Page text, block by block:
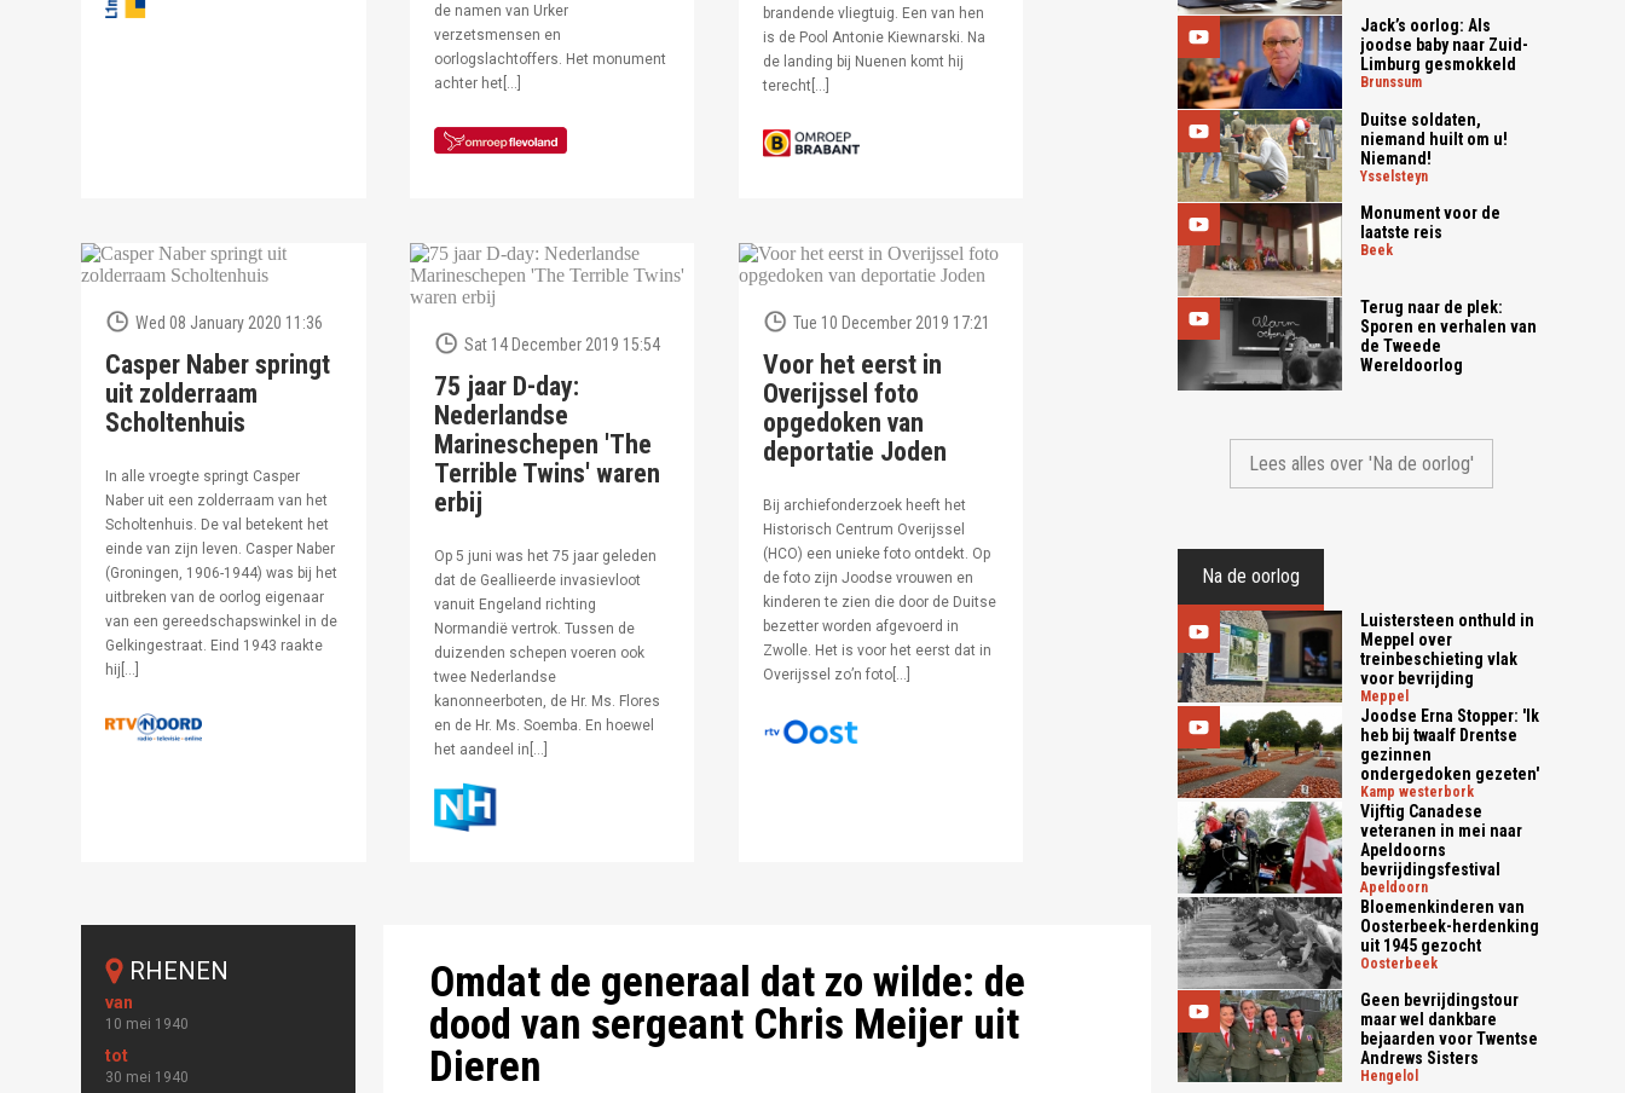
de namen van Urker
verzetsmensen en
oorlogslachtoffers. Het monument
achter het[…]
brandende vliegtuig. Een van hen
is de Pool Antonie Kiewnarski. Na
de landing bij Nuenen komt hij
terecht[…]
Wed 08 January 2020 11:36
Casper Naber springt
uit zolderraam
Scholtenhuis
In alle vroegte springt Casper
Naber uit een zolderraam van het
Scholtenhuis. De val betekent het
einde van zijn leven. Casper Naber
(Groningen, 1906-1944) was bij het
uitbreken van de oorlog eigenaar
van een gereedschapswinkel in de
Gelkingestraat. Eind 1943 raakte
hij[…]
Sat 14 December 2019 15:54
75 jaar D-day:
Nederlandse
Marineschepen 'The
Terrible Twins' waren
erbij
Op 5 juni was het 75 jaar geleden
dat de Geallieerde invasievloot
vanuit Engeland richting
Normandië vertrok. Tussen de
duizenden schepen voeren ook
twee Nederlandse
kanonneerboten, de Hr. Ms. Flores
en de Hr. Ms. Soemba. En hoewel
het aandeel in[…]
Tue 10 December 2019 17:21
Voor het eerst in
Overijssel foto
opgedoken van
deportatie Joden
Bij archiefonderzoek heeft het
Historisch Centrum Overijssel
(HCO) een unieke foto ontdekt. Op
de foto zijn Joodse vrouwen en
kinderen te zien die door de Duitse
bezetter worden afgevoerd in
Zwolle. Het is voor het eerst dat in
Overijssel zo’n foto[…]
RHENEN
10 mei 1940
30 mei 1940
Omdat de generaal dat zo wilde: de
dood van sergeant Chris Meijer uit
Dieren
Jack’s oorlog: Als
joodse baby naar Zuid-
Limburg gesmokkeld
brunssum
Duitse soldaten,
niemand huilt om u!
Niemand!
ysselsteyn
Monument voor de
laatste reis
beek
Terug naar de plek:
Sporen en verhalen van
de Tweede
Wereldoorlog
Lees alles over 'Na de oorlog'
Na de oorlog
Luistersteen onthuld in
Meppel over
treinbeschieting vlak
voor bevrijding
meppel
Joodse Erna Stopper: 'Ik
heb bij twaalf Drentse
gezinnen
ondergedoken gezeten'
kamp westerbork
Vijftig Canadese
veteranen in mei naar
Apeldoorns
bevrijdingsfestival
apeldoorn
Bloemenkinderen van
Oosterbeek-herdenking
uit 1945 gezocht
oosterbeek
Geen bevrijdingstour
maar wel dankbare
bejaarden voor Twentse
Andrews Sisters
hengelol